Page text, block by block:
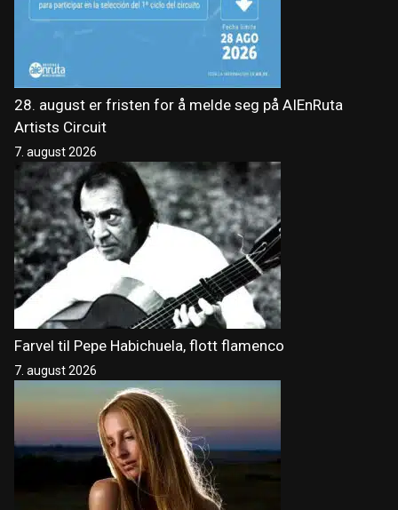
28. august er fristen for å melde seg på AIEnRuta
Artists Circuit
7. august 2026
Farvel til Pepe Habichuela, flott flamenco
7. august 2026